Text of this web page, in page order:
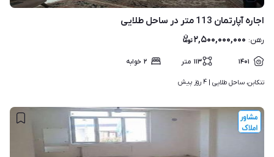
اجاره آپارتمان 113 متر در ساحل طلایی
رهن: ۲,۵۰۰,۰۰۰,۰۰۰
۱۴۰۱ ۱۱۳ متر ۲ خوابه
تنکابن، ساحل طلایی | ۴ روز پیش